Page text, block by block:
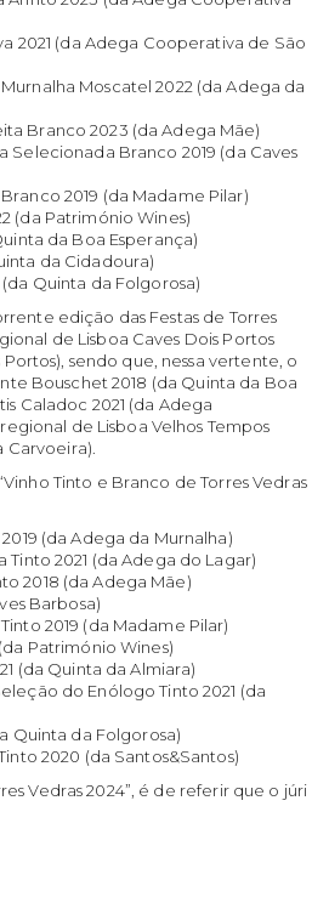
2021 (da Adega Cooperativa de São
Moscatel 2022 (da Adega da
Branco 2023 (da Adega Mãe)
Selecionada Branco 2019 (da Caves
2019 (da Madame Pilar)
(da Património Wines)
da Boa Esperança)
da Cidadoura)
Quinta da Folgorosa)
edição das Festas de Torres
de Lisboa Caves Dois Portos
sendo que, nessa vertente, o
Bouschet 2018 (da Quinta da Boa
Caladoc 2021 (da Adega
de Lisboa Velhos Tempos
Tinto e Branco de Torres Vedras
(da Adega da Murnalha)
Tinto 2021 (da Adega do Lagar)
2018 (da Adega Mãe)
Barbosa)
2019 (da Madame Pilar)
Património Wines)
(da Quinta da Almiara)
do Enólogo Tinto 2021 (da
Quinta da Folgorosa)
2020 (da Santos&Santos)
Vedras 2024”, é de referir que o júri